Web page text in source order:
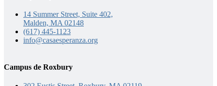
14 Summer Street, Suite 402,
Malden, MA 02148
(617) 445-1123
info@casaesperanza.org
Campus de Roxbury